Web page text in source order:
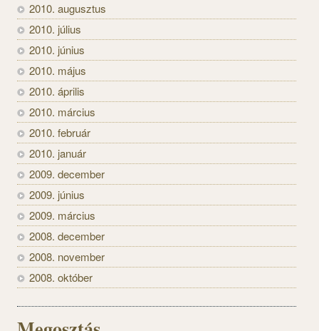
2010. augusztus
2010. július
2010. június
2010. május
2010. április
2010. március
2010. február
2010. január
2009. december
2009. június
2009. március
2008. december
2008. november
2008. október